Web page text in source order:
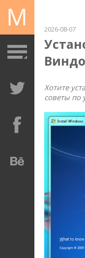
2026-08-07
Хотите
советы по